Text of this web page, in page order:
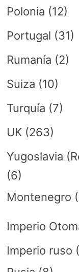
Polonia (12)
Portugal (31)
Rumanía (2)
Suiza (10)
Turquía (7)
UK(263)
Yugoslavia
(6)
Montenegro
Imperio
Imperio ruso